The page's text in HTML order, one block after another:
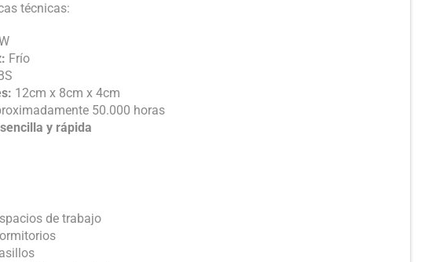
técnicas:
Frío
12cm x 8cm x 4cm
50.000 horas
y rápida
de trabajo